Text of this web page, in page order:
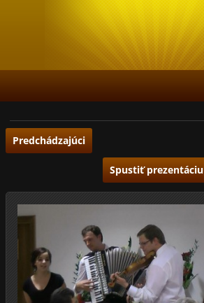
Predchádzajúci
Spustiť prezentáciu